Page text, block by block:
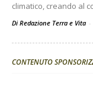
climatico, creando al
Di Redazione Terra e Vita -
CONTENUTO